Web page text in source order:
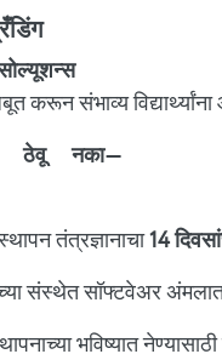
संभाव्य
ठेवू नका—
तंत्रज्ञानाचा14
संस्थेत सॉफ्टवेअर
भविष्यात